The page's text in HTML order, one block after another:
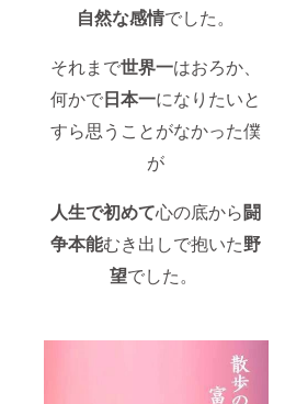
自然な感情でした。
それまで世界一はおろか、
何かで日本一になりたいと
すら思うことがなかった僕
が
人生で初めて心の底から闘
争本能むき出しで抱いた野
望でした。